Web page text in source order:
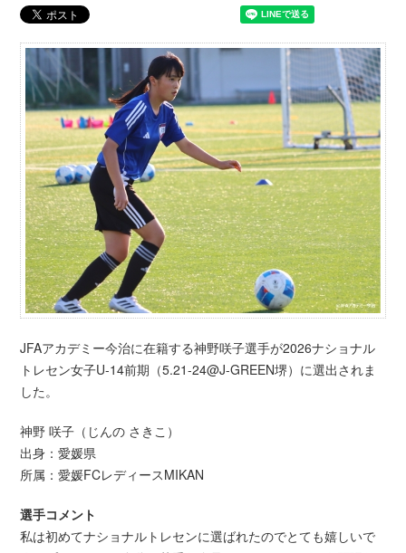
JFAアカデミー今治に在籍する神野咲子選手が2026ナショナル
トレセン女子U-14前期（5.21-24@J-GREEN堺）に選出されま
した。
神野 咲子（じんの さきこ）
出身：愛媛県
所属：愛媛FCレディースMIKAN
選手コメント
私は初めてナショナルトレセンに選ばれたのでとても嬉しいで